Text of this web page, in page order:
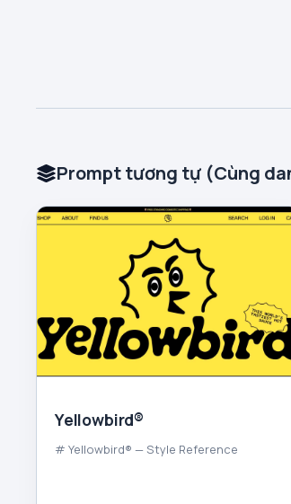
Prompt tương tự (Cùng
Yellowbird®
# Yellowbird® — Style Reference